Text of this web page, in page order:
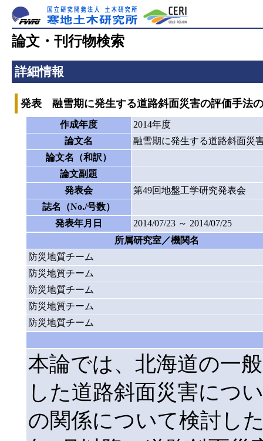
論文・刊行物検索
詳細情報
発表 融雪期に発生する道路斜面災害の評価手法
作成年度
2014年度
論文名
融雪期に発生する道路斜面災
論文名（和訳）
論文副題
発表会
第49回地盤工学研究発表会
誌名（No./号数）
発表年月日
2014/07/23 ～ 2014/07/25
所属研究室／機関名
防災地質チーム
防災地質チーム
防災地質チーム
防災地質チーム
防災地質チーム
本論では、北海道の一
した道路斜面災害につ
の関係について検討し